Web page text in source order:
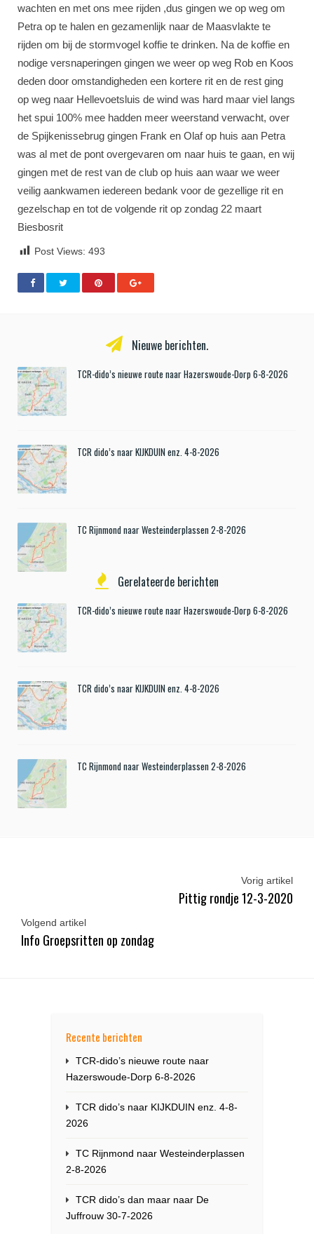
wachten en met ons mee rijden ,dus gingen we op weg om
Petra op te halen en gezamenlijk naar de Maasvlakte te
rijden om bij de stormvogel koffie te drinken. Na de koffie en
nodige versnaperingen gingen we weer op weg Rob en Koos
deden door omstandigheden een kortere rit en de rest ging
op weg naar Hellevoetsluis de wind was hard maar viel langs
het spui 100% mee hadden meer weerstand verwacht, over
de Spijkenissebrug gingen Frank en Olaf op huis aan Petra
was al met de pont overgevaren om naar huis te gaan, en wij
gingen met de rest van de club op huis aan waar we weer
veilig aankwamen iedereen bedank voor de gezellige rit en
gezelschap en tot de volgende rit op zondag 22 maart
Biesbosrit
Post Views: 493
Nieuwe berichten.
TCR-dido’s nieuwe route naar Hazerswoude-Dorp 6-8-2026
TCR dido’s naar KIJKDUIN enz. 4-8-2026
TC Rijnmond naar Westeinderplassen 2-8-2026
Gerelateerde berichten
TCR-dido’s nieuwe route naar Hazerswoude-Dorp 6-8-2026
TCR dido’s naar KIJKDUIN enz. 4-8-2026
TC Rijnmond naar Westeinderplassen 2-8-2026
Vorig artikel
Pittig rondje 12-3-2020
Volgend artikel
Info Groepsritten op zondag
Recente berichten
TCR-dido’s nieuwe route naar
Hazerswoude-Dorp 6-8-2026
TCR dido’s naar KIJKDUIN enz. 4-8-
2026
TC Rijnmond naar Westeinderplassen
2-8-2026
TCR dido’s dan maar naar De
Juffrouw 30-7-2026